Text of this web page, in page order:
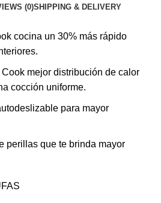
(0)SHIPPING & DELIVERY
cocina un 30% más rápido
mejor distribución de calor
cocción uniforme.
para mayor
perillas que te brinda mayor